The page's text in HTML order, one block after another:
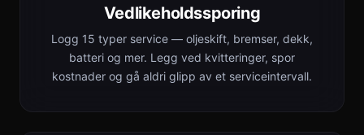
Vedlikeholdssporing
Logg 15 typer service — oljeskift, bremser, dekk,
batteri og mer. Legg ved kvitteringer, spor
kostnader og gå aldri glipp av et serviceintervall.